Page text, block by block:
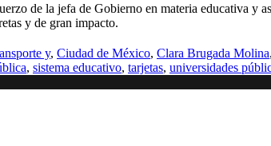
de la jefa de Gobierno en materia educativa y
y de gran impacto.
y, Ciudad de México, Clara Brugada Molina,
, sistema educativo, tarjetas, universidades